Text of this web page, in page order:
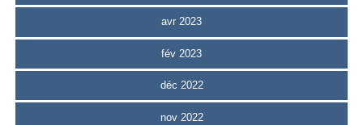
avr 2023
fév 2023
déc 2022
nov 2022